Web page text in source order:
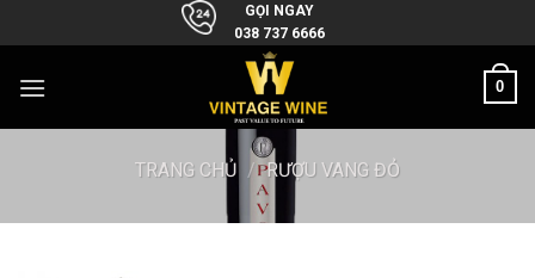
to
GỌI NGAY
038 737 6666
0
TRANG CHỦ / RƯỢU VANG ĐỎ